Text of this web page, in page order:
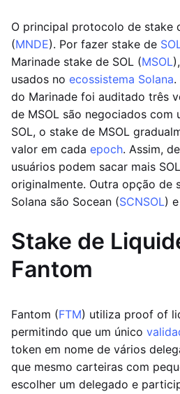
O principal protocolo de stake
(MNDE). Por fazer stake de
Marinade stake de SOL (MSOL
usados no ecossistema Solana.
do Marinade foi auditado três
de MSOL são negociados com
SOL, o stake de MSOL
valor em cada epoch. Assim,
usuários podem sacar mais
originalmente. Outra opção de
Solana são Socean (SCNSOL) e
Stake de
Fantom
Fantom (FTM) utiliza proof of
permitindo que um único
token em nome de vários
que mesmo carteiras com
escolher um delegado e